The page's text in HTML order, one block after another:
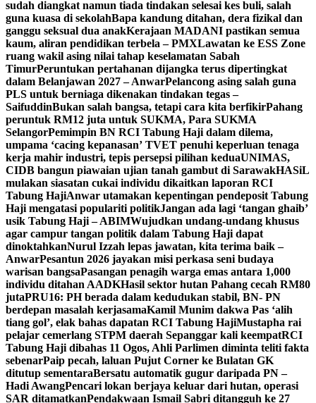
sudah diangkat namun tiada tindakan selesai kes buli, salah
guna kuasa di sekolahBapa kandung ditahan, dera fizikal dan
ganggu seksual dua anakKerajaan MADANI pastikan semua
kaum, aliran pendidikan terbela – PMXLawatan ke ESS Zone
ruang wakil asing nilai tahap keselamatan Sabah
TimurPeruntukan pertahanan dijangka terus dipertingkat
dalam Belanjawan 2027 – AnwarPelancong asing salah guna
PLS untuk berniaga dikenakan tindakan tegas –
SaifuddinBukan salah bangsa, tetapi cara kita berfikirPahang
peruntuk RM12 juta untuk SUKMA, Para SUKMA
SelangorPemimpin BN RCI Tabung Haji dalam dilema,
umpama ‘cacing kepanasan’ TVET penuhi keperluan tenaga
kerja mahir industri, tepis persepsi pilihan keduaUNIMAS,
CIDB bangun piawaian ujian tanah gambut di SarawakHASiL
mulakan siasatan cukai individu dikaitkan laporan RCI
Tabung HajiAnwar utamakan kepentingan pendeposit Tabung
Haji mengatasi populariti politikJangan ada lagi ‘tangan ghaib’
usik Tabung Haji – ABIMWujudkan undang-undang khusus
agar campur tangan politik dalam Tabung Haji dapat
dinoktahkanNurul Izzah lepas jawatan, kita terima baik –
AnwarPesantun 2026 jayakan misi perkasa seni budaya
warisan bangsaPasangan penagih warga emas antara 1,000
individu ditahan AADKHasil sektor hutan Pahang cecah RM80
jutaPRU16: PH berada dalam kedudukan stabil, BN- PN
berdepan masalah kerjasamaKamil Munim dakwa Pas ‘alih
tiang gol’, elak bahas dapatan RCI Tabung HajiMustapha rai
pelajar cemerlang STPM daerah Sepanggar kali keempatRCI
Tabung Haji dibahas 11 Ogos, Ahli Parlimen diminta teliti fakta
sebenarPaip pecah, laluan Pujut Corner ke Bulatan GK
ditutup sementaraBersatu automatik gugur daripada PN –
Hadi AwangPencari lokan berjaya keluar dari hutan, operasi
SAR ditamatkanPendakwaan Ismail Sabri ditangguh ke 27